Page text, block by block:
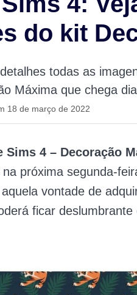
do kit
todas as
Máxima que chega
18 de março de 2022
Sims 4 – Decoração
próxima segunda-
vontade de
ficar